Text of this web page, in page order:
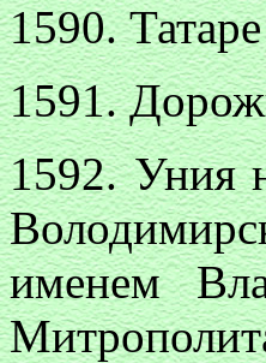
1590.
1591.
1592. Уния
именем